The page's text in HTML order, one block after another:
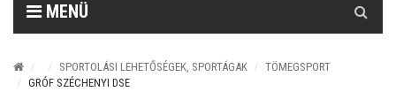
MENÜ
SPORTOLÁSI LEHETŐSÉGEK, SPORTÁGAK
TÖMEGSPORT
GRÓF SZÉCHENYI DSE